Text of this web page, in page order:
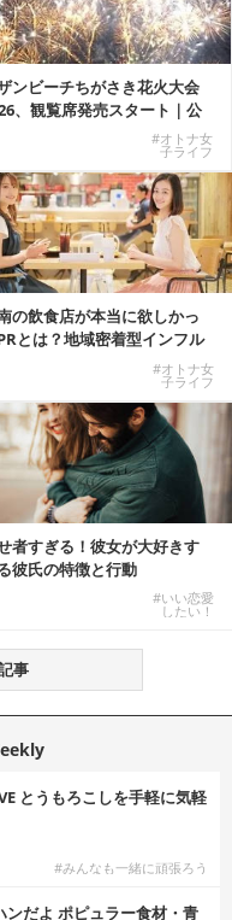
ンビーチちがさき花火大会
、観覧席発売スタート｜公
#オトナ女
子ライフ
の飲食店が本当に欲しかっ
とは？地域密着型インフル
#オトナ女
子ライフ
者すぎる！彼女が大好きす
彼氏の特徴と行動
#いい恋愛
したい！
事
とうもろこしを手軽に気軽
#みんなも一緒に頑張ろう
ンだよ ポピュラー食材・青